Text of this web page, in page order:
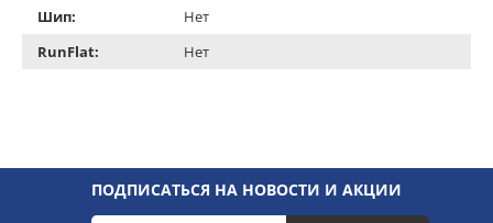
Шип:
Нет
RunFlat:
Нет
ПОДПИСАТЬСЯ НА НОВОСТИ И АКЦИИ